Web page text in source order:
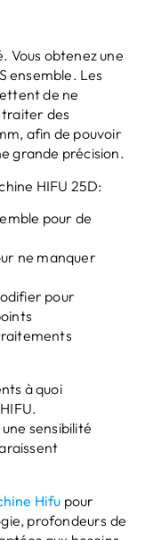
Vous obtenez une
ensemble. Les
de ne
traiter des
afin de pouvoir
grande précision.
HIFU 25D:
pour de
ne manquer
pour
à quoi
sensibilité
Hifu pour
profondeurs de